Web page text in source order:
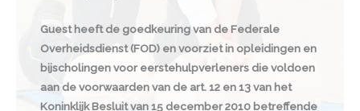
Guest heeft de goedkeuring van de Federale
Overheidsdienst (FOD) en voorziet in opleidingen en
bijscholingen voor eerstehulpverleners die voldoen
aan de voorwaarden van de art. 12 en 13 van het
Koninklijk Besluit van 15 december 2010 betreffende